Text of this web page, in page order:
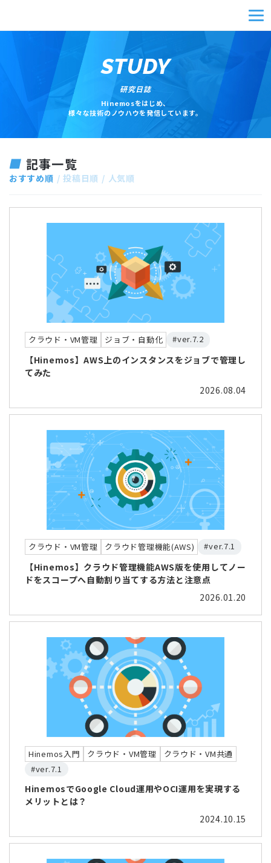
STUDY
研究日誌
Hinemosをはじめ、
様々な技術のノウハウを発信しています。
記事一覧
おすすめ順 投稿日順 人気順
クラウド・VM管理 ジョブ・自動化 #ver.7.2
【Hinemos】AWS上のインスタンスをジョブで管理し
てみた
2026.08.04
クラウド・VM管理 クラウド管理機能(AWS) #ver.7.1
【Hinemos】クラウド管理機能AWS版を使用してノー
ドをスコープへ自動割り当てする方法と注意点
2026.01.20
Hinemos入門 クラウド・VM管理
クラウド・VM共通
#ver.7.1
HinemosでGoogle Cloud運用やOCI運用を実現する
メリットとは？
2024.10.15